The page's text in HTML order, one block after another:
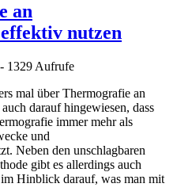
an
nutzen
1329 Aufrufe
mal über Thermografie an
darauf hingewiesen, dass
immer mehr als
und
Neben den unschlagbaren
gibt es allerdings auch
im Hinblick darauf, was man mit